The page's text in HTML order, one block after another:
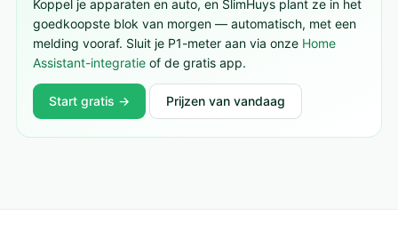
Koppel je apparaten en auto, en SlimHuys plant ze in het
goedkoopste blok van morgen — automatisch, met een
melding vooraf. Sluit je P1-meter aan via onze Home
Assistant-integratie of de gratis app.
Start gratis → Prijzen van vandaag